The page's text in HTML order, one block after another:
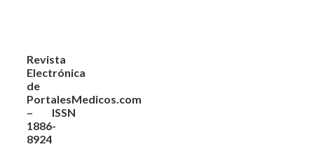
Revista
Electrónica
de
PortalesMedicos.com
– ISSN
1886-
8924